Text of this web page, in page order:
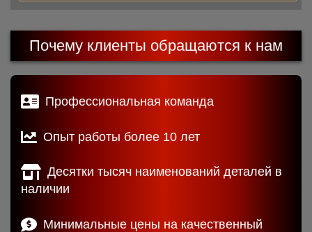
Почему клиенты обращаются к нам
Профессиональная команда
Опыт работы более 10 лет
Десятки тысяч наименований деталей в
наличии
Минимальные цены на качественный